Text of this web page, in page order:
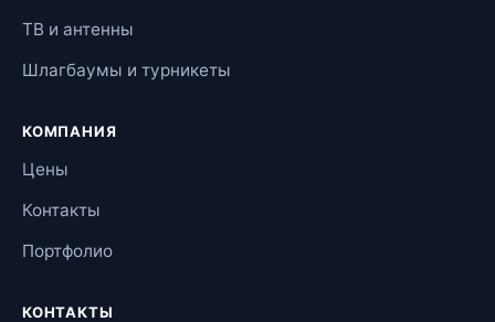
ТВ и антенны
Шлагбаумы и турникеты
КОМПАНИЯ
Цены
Контакты
Портфолио
КОНТАКТЫ